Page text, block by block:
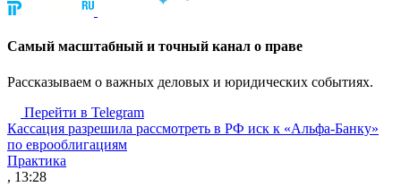
Cамый масштабный и точный канал о праве
Рассказываем о важных деловых и юридических событиях.
Перейти в Telegram
Кассация разрешила рассмотреть в РФ иск к «Альфа-Банку»
по еврооблигациям
Практика
, 13:28